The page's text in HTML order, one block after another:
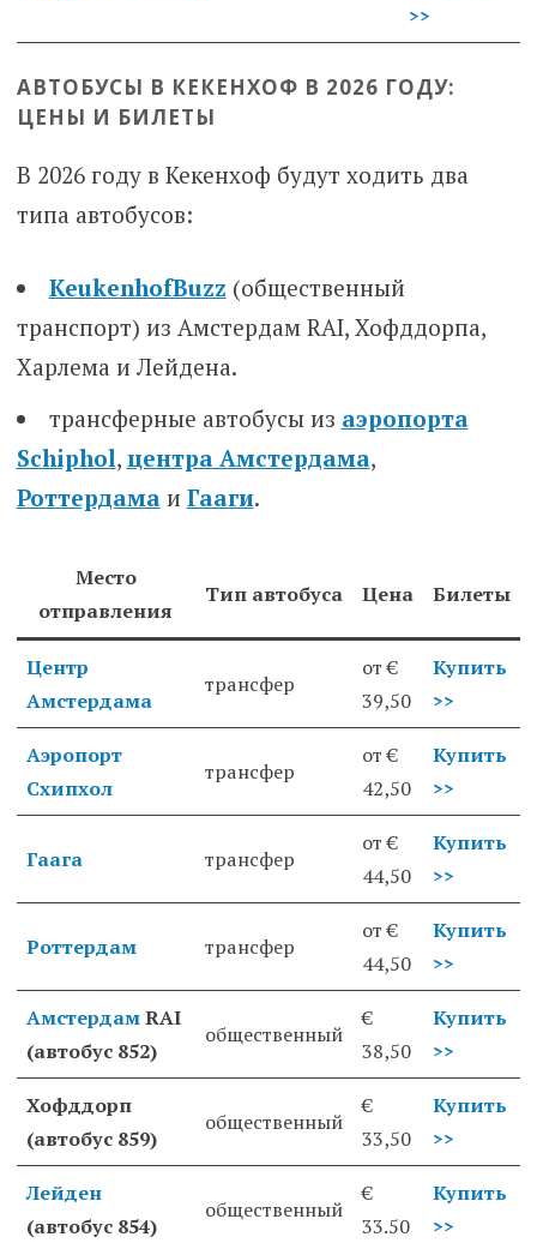
>>
АВТОБУСЫ В КЕКЕНХОФ В 2026 ГОДУ:
ЦЕНЫ И БИЛЕТЫ
В 2026 году в Кекенхоф будут ходить два
типа автобусов:
KeukenhofBuzz (общественный
транспорт) из Амстердам RAI, Хофддорпа,
Харлема и Лейдена.
трансферные автобусы из аэропорта
Schiphol, центра Амстердама,
Роттердамаи Гааги.
Место
отправления
Тип автобуса Цена Билеты
Центр
Амстердама
трансфер
от €
39,50
Купить
>>
Аэропорт
Схипхол
трансфер
от €
42,50
Купить
>>
Гаага трансфер
от €
44,50
Купить
>>
Роттердам трансфер
от €
44,50
Купить
>>
АмстердамRAI
(автобус 852)
общественный
€
38,50
Купить
>>
Хофддорп
(автобус 859)
общественный
€
33,50
Купить
>>
Лейден
(автобус 854)
общественный
€
33.50
Купить
>>